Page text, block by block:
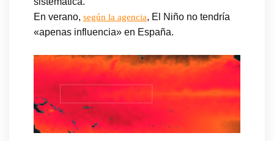
En verano, según la agencia, El Niño no tendría
«apenas influencia» en España.